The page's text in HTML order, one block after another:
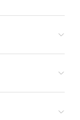
provas e
partes
é se